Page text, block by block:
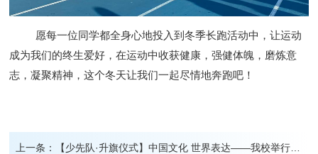
愿每一位同学都全身心地投入到冬季长跑活动中，让运动
成为我们的终生爱好，在运动中收获健康，强健体魄，磨炼意
志，凝聚精神，这个冬天让我们一起尽情地奔跑吧！
上一条： 【少先队·升旗仪式】中国文化 世界表达——我校举行小学生第13周升旗仪式